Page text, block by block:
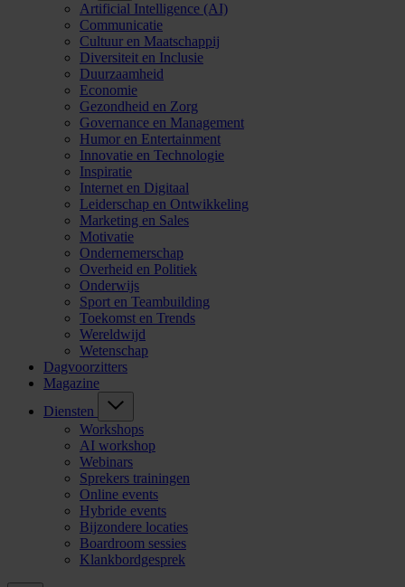
Artificial Intelligence (AI)
Communicatie
Cultuur en Maatschappij
Diversiteit en Inclusie
Duurzaamheid
Economie
Gezondheid en Zorg
Governance en Management
Humor en Entertainment
Innovatie en Technologie
Inspiratie
Internet en Digitaal
Leiderschap en Ontwikkeling
Marketing en Sales
Motivatie
Ondernemerschap
Overheid en Politiek
Onderwijs
Sport en Teambuilding
Toekomst en Trends
Wereldwijd
Wetenschap
Dagvoorzitters
Magazine
Diensten
Workshops
AI workshop
Webinars
Sprekers trainingen
Online events
Hybride events
Bijzondere locaties
Boardroom sessies
Klankbordgesprek